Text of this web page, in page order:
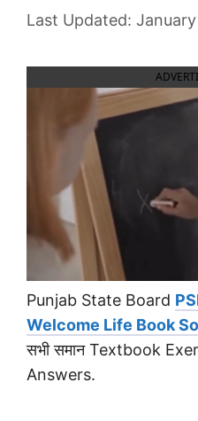
Punjab State Board
Welcome Life Book
सभी समान Textbook
Answers.